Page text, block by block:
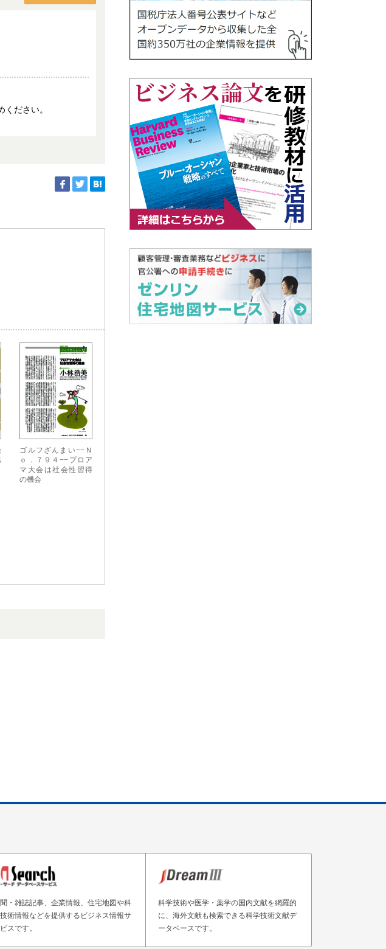
ださい。
ゴルフざんまい−−Ｎ
ｏ．７９４−−プロア
マ大会は社会性習得
の機会
・雑誌記事、企業情報、住宅地図や科
術情報などを提供するビジネス情報サ
スです。
科学技術や医学・薬学の国内文献を網羅的
に、海外文献も検索できる科学技術文献デ
ータベースです。